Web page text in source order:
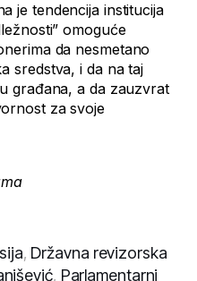
je tendencija institucija
omoguće
da nesmetano
sredstva, i da na taj
građana, a da zauzvrat
za svoje
, Državna revizorska
, Parlamentarni